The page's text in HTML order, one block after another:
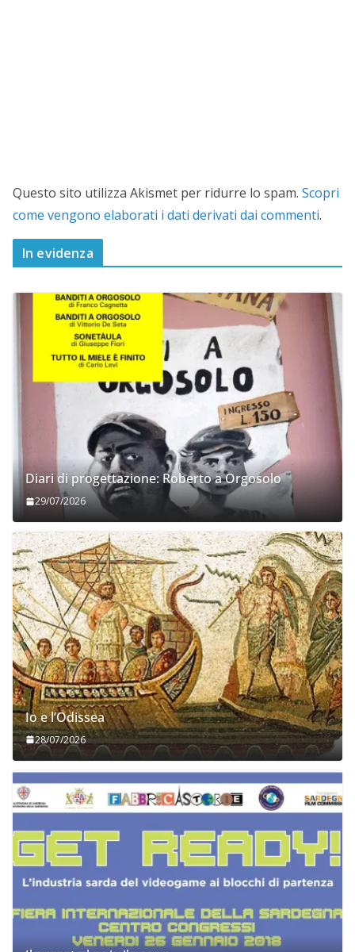
Questo sito utilizza Akismet per ridurre lo spam. Scopri
come vengono elaborati i dati derivati dai commenti.
In evidenza
Diari di progettazione: Roberto a Orgosolo
29/07/2026
Io e l’Odissea
28/07/2026